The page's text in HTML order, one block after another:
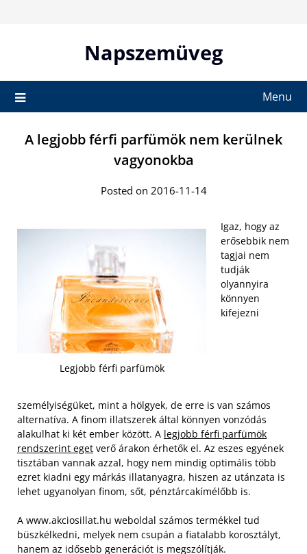
Napszemüveg
Menu
A legjobb férfi parfümök nem kerülnek
vagyonokba
Posted on 2016-11-14
Legjobb férfi parfümök
Igaz, hogy az
erősebbik nem
tagjai nem
tudják
olyannyira
könnyen
kifejezni
személyiségüket, mint a hölgyek, de erre is van számos
alternatíva. A finom illatszerek által könnyen vonzódás
alakulhat ki két ember között. A legjobb férfi parfümök
rendszerint eget verő árakon érhetők el. Az eszes egyének
tisztában vannak azzal, hogy nem mindig optimális több
ezret kiadni egy márkás illatanyagra, hiszen az utánzata is
lehet ugyanolyan finom, sőt, pénztárcakímélőbb is.
A www.akciosillat.hu weboldal számos termékkel tud
büszkélkedni, melyek nem csupán a fiatalabb korosztályt,
hanem az idősebb generációt is megszólítják.